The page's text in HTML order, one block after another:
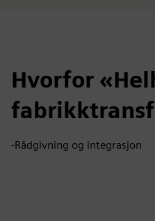
Hvorfor
-Rådgivning og integrasjon